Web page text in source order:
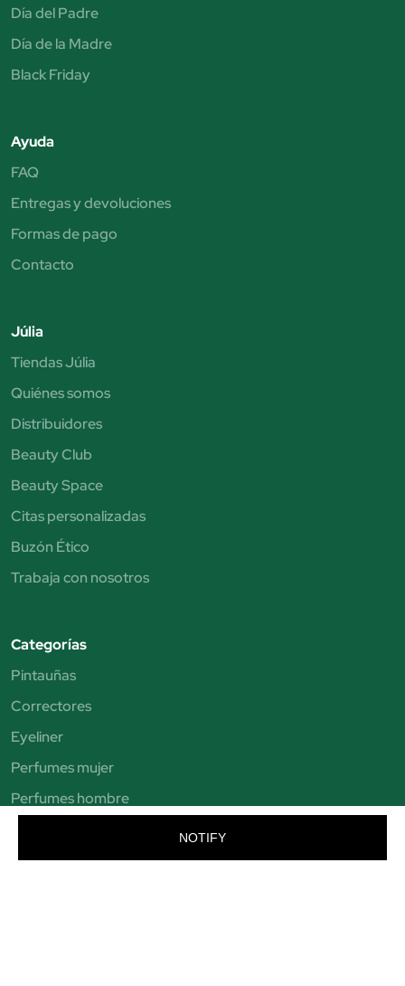
NOTIFY
Día del Padre
Día de la Madre
Black Friday
Ayuda
FAQ
Entregas y devoluciones
Formas de pago
Contacto
Júlia
Tiendas Júlia
Quiénes somos
Distribuidores
Beauty Club
Beauty Space
Citas personalizadas
Buzón Ético
Trabaja con nosotros
Categorías
Pintauñas
Correctores
Eyeliner
Perfumes mujer
Perfumes hombre
Limpiador facial